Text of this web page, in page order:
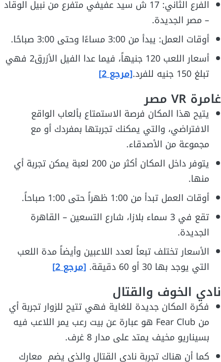
الفرع الثاني: 17 ش سيد عفيفي متفرع من نبيل الوقاد
– مصر الجديدة.
أوقات العمل: يبدأ من 3:00 مساءًا وحتى 3:00 صباحًا.
أسعار اللعب 120 جنيهاً، فيما عدا الفيل الأزرق2 فهي
تبلغ 150 جنيه للفرد.
[مرجع 2]
غامرة VR مصر
يتيح هذا المكان فرصة الاستمتاع بألعاب الواقع
الافتراضي، والتي يمكنك تجربتها بمفردك أو مع
مجموعة من الأصدقاء.
يتوفر داخل المكان أكثر من 200 لعبة يمكن تجربة أي
منها.
أوقات العمل تبدأ من 1:00 ظهراً حتى 1:00 صباحاً.
تقع في 3 سماء بلازا، شارع التسعين – القاهرة
الجديدة.
الأسعار تختلف تبعاً لعدد اللاعبين وأيضاً مدة اللعب
التي يوجد بها 30 أو 60 دقيقة.
[مرجع 2]
نادي الخوف والقتال
فكرة المكان جديدة للغاية فهي تتيح للزوار تجربة أي
من Fear Club هو عبارة عن بيت رعب يمر اللاعب فيه
بسيناريو مخيف يمتد على مدار 8 غرف.
كما أن هناك تجربة نادي القتال والذي يضم معارك